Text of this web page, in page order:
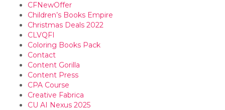
CFNewOffer
Children’s Books Empire
Christmas Deals 2022
CLVQFI
Coloring Books Pack
Contact
Content Gorilla
Content Press
CPA Course
Creative Fabrica
CU AI Nexus 2025